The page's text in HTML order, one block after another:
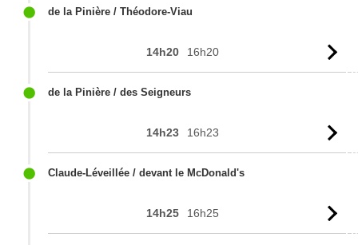
de la Pinière / Théodore-Viau
14h20 16h20
de la Pinière / des Seigneurs
14h23 16h23
Claude-Léveillée / devant le McDonald's
14h25 16h25